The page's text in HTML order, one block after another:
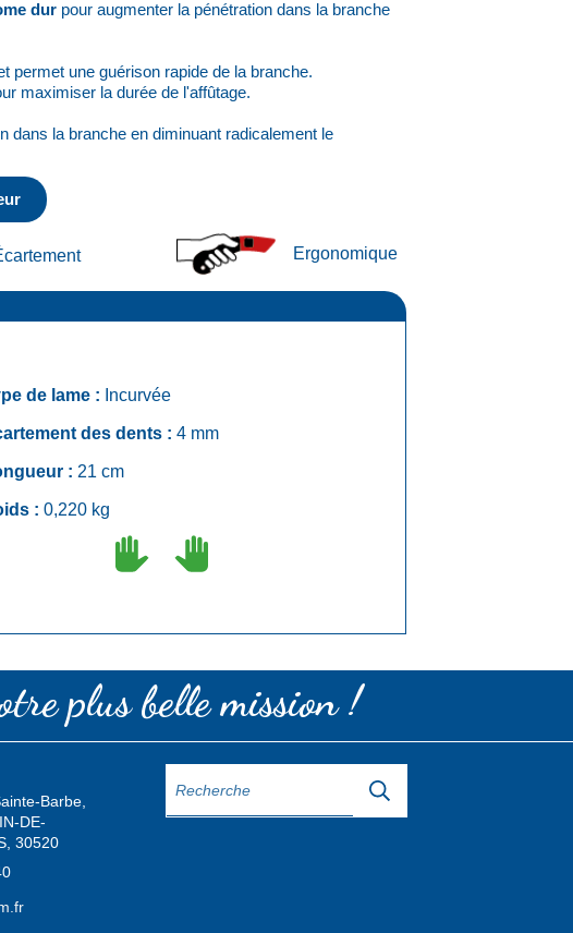
dur pour augmenter la pénétration dans la branche
permet une guérison rapide de la branche.
maximiser la durée de l'affûtage.
dans la branche en diminuant radicalement le
Ergonomique
de lame : Incurvée
des dents : 4 mm
: 21 cm
: 0,220 kg
plus belle mission !
Barbe,
DE-
30520